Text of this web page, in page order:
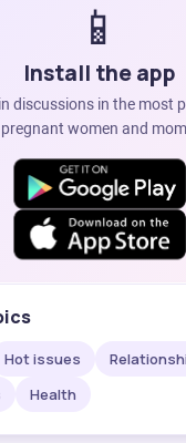
📱
Install the app
discussions in the most
pregnant women and
Hot issues
Health